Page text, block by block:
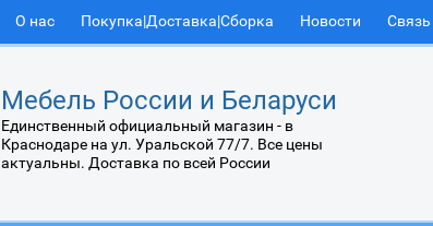
О нас Покупка|Доставка|Сборка Новости
Мебель России и Беларуси
Единственный официальный магазин - в
Краснодаре на ул. Уральской 77/7. Все цены
актуальны. Доставка по всей России